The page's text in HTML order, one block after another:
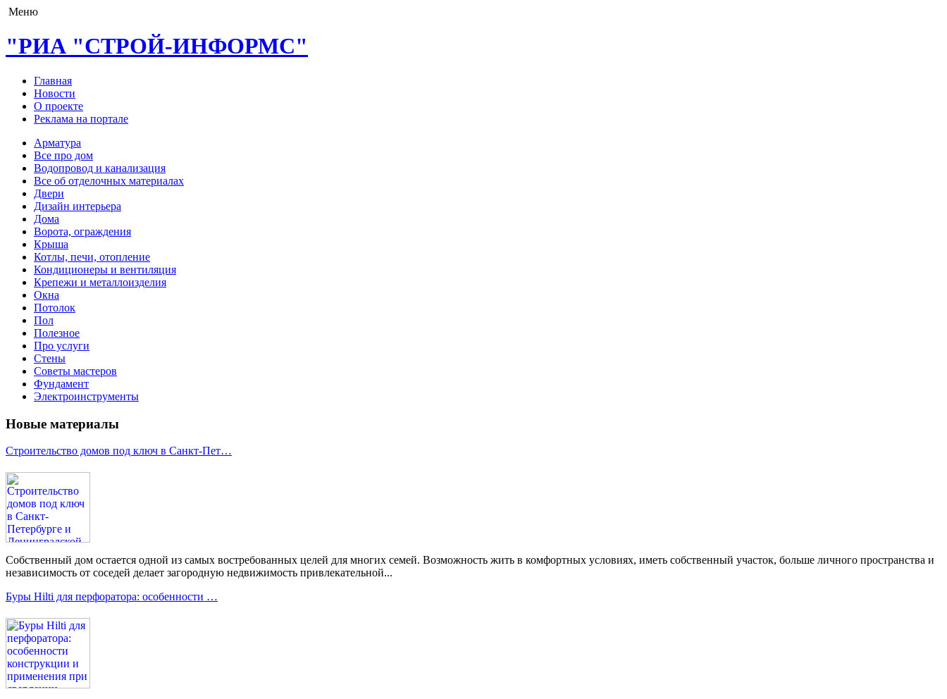
Меню
"РИА "СТРОЙ-ИНФОРМС"
Главная
Новости
О проекте
Реклама на портале
Арматура
Все про дом
Водопровод и канализация
Все об отделочных материалах
Двери
Дизайн интерьера
Дома
Ворота, ограждения
Крыша
Котлы, печи, отопление
Кондиционеры и вентиляция
Крепежи и металлоизделия
Окна
Потолок
Пол
Полезное
Про услуги
Стены
Советы мастеров
Фундамент
Электроинструменты
Новые материалы
Строительство домов под ключ в Санкт-Пет…
Собственный дом остается одной из самых востребованных целей для многих семей. Возможность жить в комфортных условиях, иметь собственный участок, больше личного пространства и
независимость от соседей делает загородную недвижимость привлекательной...
Буры Hilti для перфоратора: особенности …